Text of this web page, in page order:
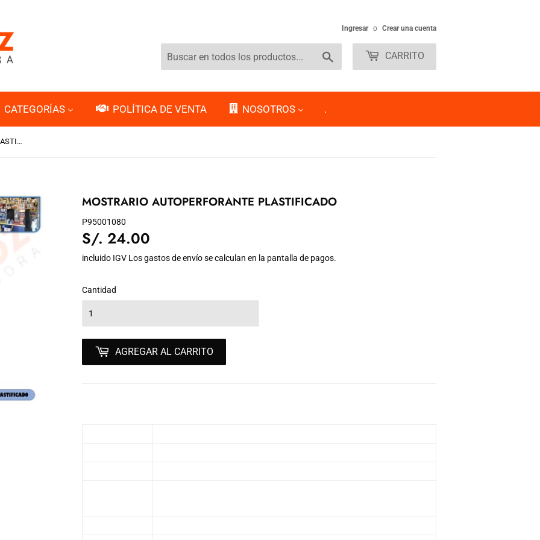
Ingresar o Crear una cuenta
CARRITO
CATEGORÍAS POLÍTICA DE VENTA NOSOTROS .
MOSTRARIO AUTOPERFORANTE PLASTIFICADO
MOSTRARIO AUTOPERFORANTE PLASTIFICADO
P95001080
S/. 24.00
24.00
incluido IGV Losgastos de envíose calculan en la pantalla de pagos.
Cantidad
AGREGAR AL CARRITO